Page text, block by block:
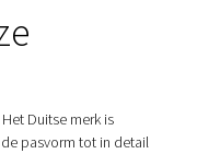
Duitse merk is
pasvorm tot in detail